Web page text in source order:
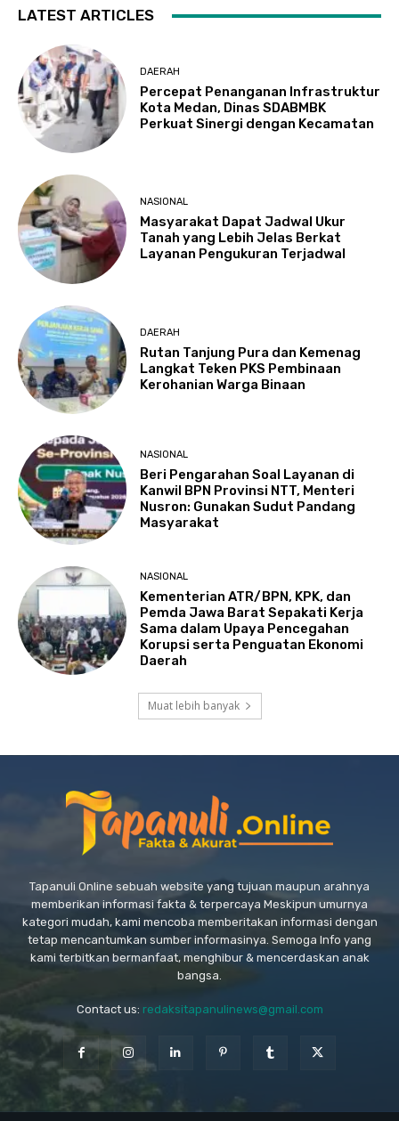
LATEST ARTICLES
DAERAH
Percepat Penanganan Infrastruktur
Kota Medan, Dinas SDABMBK
Perkuat Sinergi dengan Kecamatan
NASIONAL
Masyarakat Dapat Jadwal Ukur
Tanah yang Lebih Jelas Berkat
Layanan Pengukuran Terjadwal
DAERAH
Rutan Tanjung Pura dan Kemenag
Langkat Teken PKS Pembinaan
Kerohanian Warga Binaan
NASIONAL
Beri Pengarahan Soal Layanan di
Kanwil BPN Provinsi NTT, Menteri
Nusron: Gunakan Sudut Pandang
Masyarakat
NASIONAL
Kementerian ATR/BPN, KPK, dan
Pemda Jawa Barat Sepakati Kerja
Sama dalam Upaya Pencegahan
Korupsi serta Penguatan Ekonomi
Daerah
Muat lebih banyak
Tapanuli Online sebuah website yang tujuan maupun arahnya
memberikan informasi fakta & terpercaya Meskipun umurnya
kategori mudah, kami mencoba memberitakan informasi dengan
tetap mencantumkan sumber informasinya. Semoga Info yang
kami terbitkan bermanfaat, menghibur & mencerdaskan anak
bangsa.
Contact us: redaksitapanulinews@gmail.com